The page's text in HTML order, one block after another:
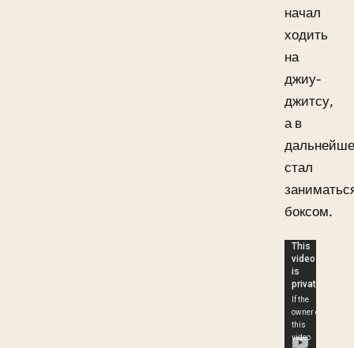
начал
ходить
на
джиу-
джитсу,
а в
стал
боксом.